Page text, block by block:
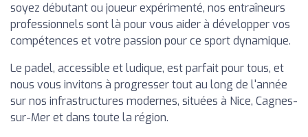
soyez débutant ou joueur expérimenté, nos entraîneurs
professionnels sont là pour vous aider à développer vos
compétences et votre passion pour ce sport dynamique.
Le padel, accessible et ludique, est parfait pour tous, et
nous vous invitons à progresser tout au long de l'année
sur nos infrastructures modernes, situées à Nice, Cagnes-
sur-Mer et dans toute la région.